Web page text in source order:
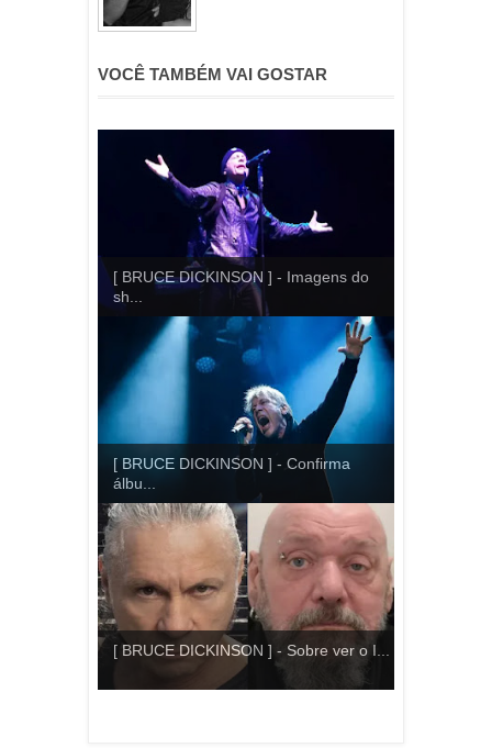
VOCÊ TAMBÉM VAI GOSTAR
[ BRUCE DICKINSON ] - Imagens do
sh...
[ BRUCE DICKINSON ] - Confirma
álbu...
[ BRUCE DICKINSON ] - Sobre ver o I...